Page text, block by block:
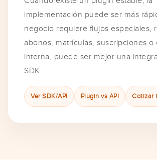
implementación puede ser más
negocio requiere flujos especiales,
abonos, matrículas, suscripciones o
interna, puede ser mejor una
SDK.
Ver SDK/API Plugin vs API Cotizar